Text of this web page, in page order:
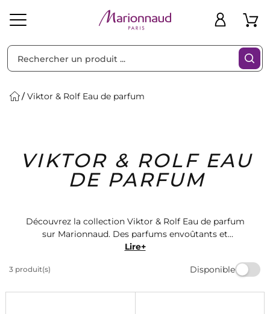
Solaire Homme Marques Idées
Cadeaux
Bons
Plans
Viktor & Rolf Eau de parfum
VIKTOR & ROLF EAU
DE PARFUM
Découvrez la collection Viktor & Rolf Eau de parfum
sur Marionnaud. Des parfums envoûtants et
intemporels pour hommes et femmes. Offrez-vous
raffinées. Trouvez le parfum parfait pour chaque
Lire+
3 produit(s) Disponible
Filtres